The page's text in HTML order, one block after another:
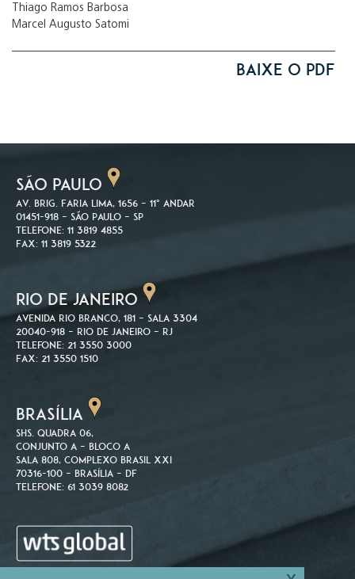
Thiago Ramos Barbosa
Marcel Augusto Satomi
Baixe o PDF
SÃO PAULO
Av. Brig. Faria Lima, 1656 – 11º andar
01451-918 – São Paulo – SP
Telefone: 11 3819 4855
Fax: 11 3819 5322
RIO DE JANEIRO
Avenida Rio Branco, 181 – Sala 3304
20040-918 – Rio de Janeiro – RJ
Telefone: 21 3550 3000
Fax: 21 3550 1510
BRASÍLIA
SHS. Quadra 06,
Conjunto A – Bloco A
Sala 808, Complexo Brasil XXI
70316-100 – Brasília – DF
Telefone: 61 3039 8082